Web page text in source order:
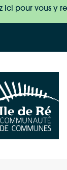
ici pour vous y